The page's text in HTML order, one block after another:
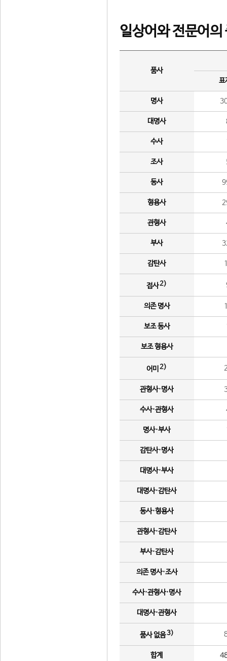
일상어와 전문어의
품사
표
명사
대명사
수사
조사
동사
형용사
관형사
부사
감탄사
접사2)
의존 명사
보조 동사
보조 형용사
어미 2)
관형사·명사
수사·관형사
명사·부사
감탄사·명사
대명사·부사
대명사·감탄사
동사·형용사
관형사·감탄사
부사·감탄사
의존 명사·조사
수사·관형사·명사
대명사·관형사
품사 없음3)
합계